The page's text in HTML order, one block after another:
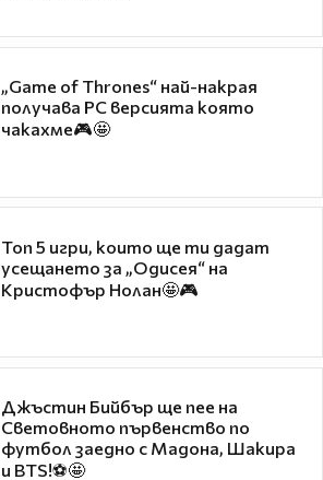
„Game of Thrones“ най-накрая
получава PC версията която
чакахме🎮🤩
Топ 5 игри, които ще ти дадат
усещането за „Одисея“ на
Кристофър Нолан🤩🎮
Джъстин Бийбър ще пее на
Световното първенство по
футбол заедно с Мадона, Шакира
и BTS!⚽🤩